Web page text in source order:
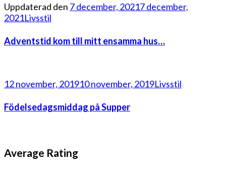
Uppdaterad den 7 december, 20217 december,
2021Livsstil
Adventstid kom till mitt ensamma hus…
12 november, 201910 november, 2019Livsstil
Födelsedagsmiddag på Supper
Average Rating